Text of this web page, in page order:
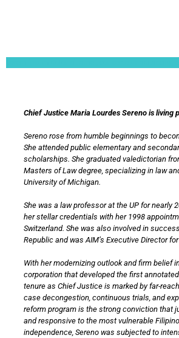
Chief Justice Maria Lourdes Sereno is
Sereno rose from humble beginnings to
She attended public elementary and
scholarships. She graduated valedictorian
Masters of Law degree, specializing in law
University of Michigan.
She was a law professor at the UP for nearly
her stellar credentials with her 1998
Switzerland. She was also involved in
Republic and was AIM’s Executive Director
With her modernizing outlook and firm belief
corporation that developed the first
tenure as Chief Justice is marked by far-
case decongestion, continuous trials, and
reform program is the strong conviction that
and responsive to the most vulnerable
independence, Sereno was subjected to